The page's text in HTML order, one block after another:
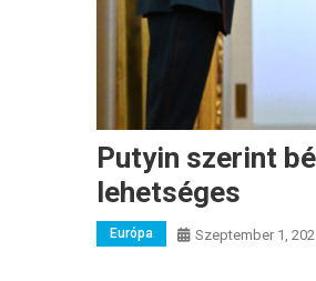
Putyin szerint
lehetséges
Európa Szeptember 1,